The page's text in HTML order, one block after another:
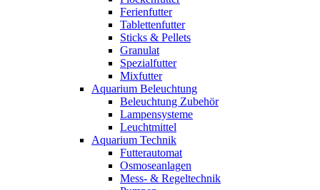
Ferienfutter
Tablettenfutter
Sticks & Pellets
Granulat
Spezialfutter
Mixfutter
Aquarium Beleuchtung
Beleuchtung Zubehör
Lampensysteme
Leuchtmittel
Aquarium Technik
Futterautomat
Osmoseanlagen
Mess- & Regeltechnik